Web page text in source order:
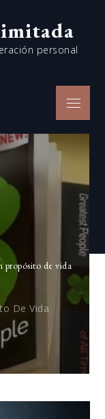
personal
Menu
propósito de vida
De Vida